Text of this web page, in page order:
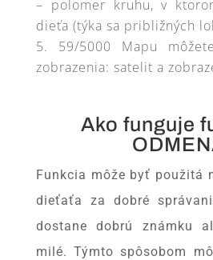
– polomer kruhu, v
dieťa (týka sa približných
59/5000 Mapu
zobrazenia: satelit a
Ako funguje
Funkcia môže byť použitá
dieťaťa za dobré
dostane dobrú známku
milé. Týmto spôsobom